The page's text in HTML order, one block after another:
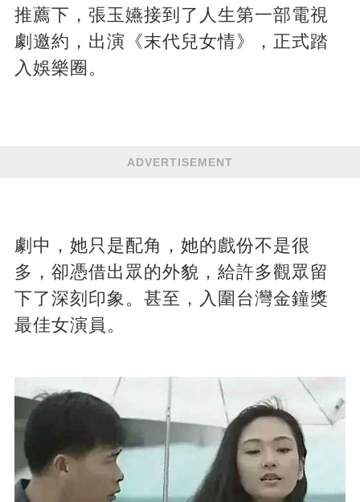
推薦下，張玉嬿接到了人生第一部電視
劇邀約，出演《末代兒女情》，正式踏
入娛樂圈。
ADVERTISEMENT
劇中，她只是配角，她的戲份不是很
多，卻憑借出眾的外貌，給許多觀眾留
下了深刻印象。甚至，入圍台灣金鐘獎
最佳女演員。